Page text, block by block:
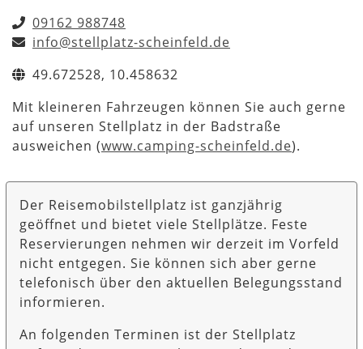
09162 988748
info@stellplatz-scheinfeld.de
49.672528, 10.458632
Mit kleineren Fahrzeugen können Sie auch gerne
auf unseren Stellplatz in der Badstraße
ausweichen (www.camping-scheinfeld.de).
Der Reisemobilstellplatz ist ganzjährig
geöffnet und bietet viele Stellplätze. Feste
Reservierungen nehmen wir derzeit im Vorfeld
nicht entgegen. Sie können sich aber gerne
telefonisch über den aktuellen Belegungsstand
informieren.
An folgenden Terminen ist der Stellplatz